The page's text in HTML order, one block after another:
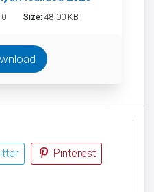
Size: 48.00 KB
Pinterest